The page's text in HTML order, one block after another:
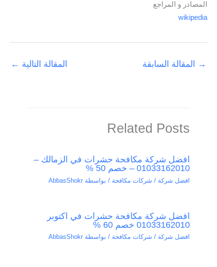
المصادر و المراجع
wikipedia
→ المقالة السابقة المقالة التالية ←
Related Posts
افضل شركة مكافحة حشرات في الزمالك –
01033162010 – خصم 50 %
افضل شركة / شركات مكافحة / بواسطة AbbasShokr
افضل شركة مكافحة حشرات في اكتوبر
01033162010 خصم 60 %
افضل شركة / شركات مكافحة / بواسطة AbbasShokr